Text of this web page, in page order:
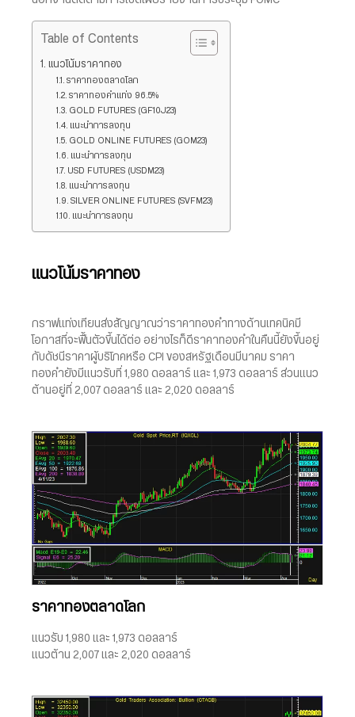
Table of Contents
แนวโน้มราคาทอง
ราคาทองตลาดโลก
ราคาทองคำแท่ง 96.5%
GOLD FUTURES (GF10J23)
แนะนำการลงทุน
GOLD ONLINE FUTURES (GOM23)
แนะนำการลงทุน
USD FUTURES (USDM23)
แนะนำการลงทุน
SILVER ONLINE FUTURES (SVFM23)
แนะนำการลงทุน
แนวโน้มราคาทอง
กราฟแท่งเทียนส่งสัญญาณว่าราคาทองคำทางด้านเทคนิคมี
โอกาสที่จะฟื้นตัวขึ้นได้ต่อ อย่างไรก็ดีราคาทองคำในคืนนี้ยังขึ้นอยู่
กับดัชนีราคาผู้บริโภคหรือ CPI ของสหรัฐเดือนมีนาคม ราคา
ทองคำยังมีแนวรับที่ 1,980 ดอลลาร์ และ 1,973 ดอลลาร์ ส่วนแนว
ต้านอยู่ที่ 2,007 ดอลลาร์ และ 2,020 ดอลลาร์
ราคาทองตลาดโลก
แนวรับ 1,980 และ 1,973 ดอลลาร์
แนวต้าน 2,007 และ 2,020 ดอลลาร์